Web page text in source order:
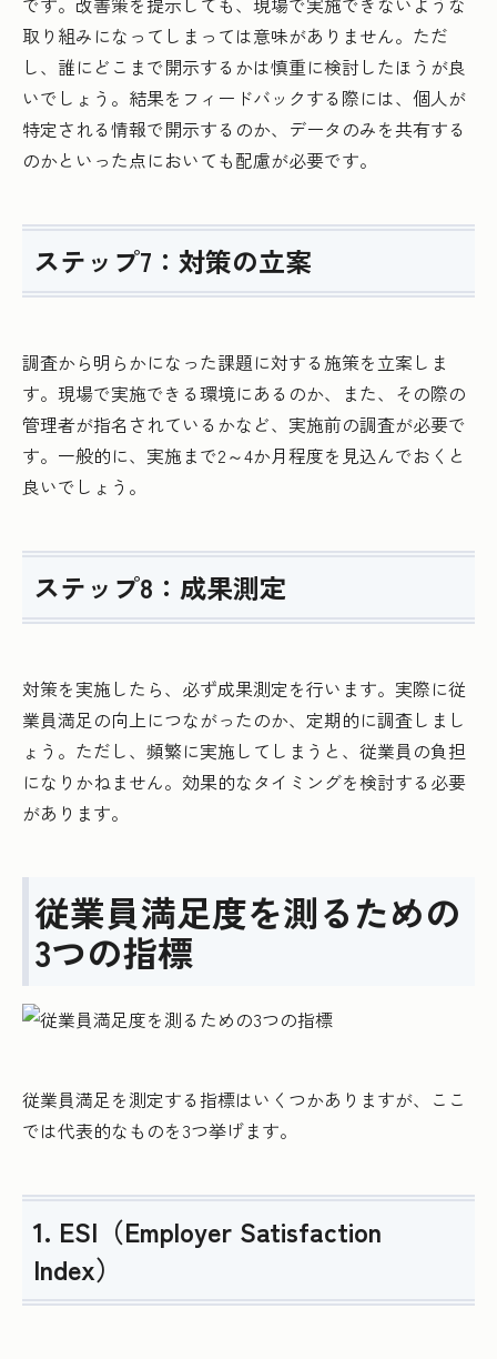
取り組みになってしまっては意味がありません。ただ
し、誰にどこまで開示するかは慎重に検討したほうが良
いでしょう。結果をフィードバックする際には、個人が
特定される情報で開示するのか、データのみを共有する
のかといった点においても配慮が必要です。
ステップ7：対策の立案
調査から明らかになった課題に対する施策を立案しま
す。現場で実施できる環境にあるのか、また、その際の
管理者が指名されているかなど、実施前の調査が必要で
す。一般的に、実施まで2～4か月程度を見込んでおくと
良いでしょう。
ステップ8：成果測定
対策を実施したら、必ず成果測定を行います。実際に従
業員満足の向上につながったのか、定期的に調査しまし
ょう。ただし、頻繁に実施してしまうと、従業員の負担
になりかねません。効果的なタイミングを検討する必要
があります。
従業員満足度を測るための
3つの指標
従業員満足を測定する指標はいくつかありますが、ここ
では代表的なものを3つ挙げます。
1. ESI（Employer Satisfaction
Index）